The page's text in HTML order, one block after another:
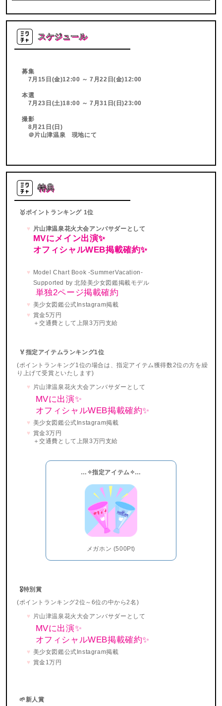
スケジュール
募集
7月15日(金)12:00 ～ 7月22日(金)12:00
本選
7月23日(土)18:00 ～ 7月31日(日)23:00
撮影
8月21日(日)
＠片山津温泉 現地にて
特典
🥇ポイントランキング 1位
片山津温泉花火大会アンバサダーとして
MVにメイン出演✨
オフィシャルWEB掲載確約✨
Model Chart Book -SummerVacation-
Supported by 北陸美少女図鑑掲載モデル
単独2ページ掲載確約
美少女図鑑公式Instagram掲載
賞金5万円
＋交通費として上限3万円支給
🏅指定アイテムランキング1位
(ポイントランキング1位の場合は、指定アイテム獲得数2位の方を繰
り上げて受賞といたします)
片山津温泉花火大会アンバサダーとして
MVに出演✨
オフィシャルWEB掲載確約✨
美少女図鑑公式Instagram掲載
賞金3万円
＋交通費として上限3万円支給
…✧指定アイテム✧…
メガホン (500Pt)
🎖特別賞
(ポイントランキング2位～6位の中から2名)
片山津温泉花火大会アンバサダーとして
MVに出演✨
オフィシャルWEB掲載確約✨
美少女図鑑公式Instagram掲載
賞金1万円
🌱新人賞